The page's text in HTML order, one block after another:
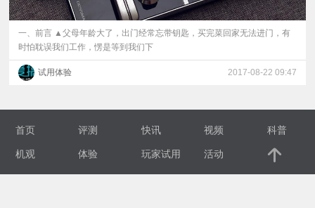
评
视
一、前言 ▲父母年龄大了，出门经常忘带钥匙，买完菜回家无法进门，有
时怕耽误我们工作，愣是等到我们下
试用体验 2017-08-22 09:47
首页 评测 快讯 视频 科普
机观 体验 玩家试用 活动